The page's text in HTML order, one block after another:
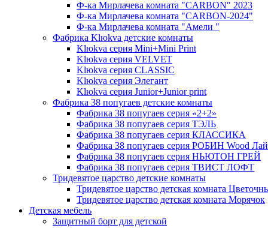
Ф-ка Мирлачева комната "CARBON" 2023
Ф-ка Мирлачева комната "CARBON-2024"
Ф-ка Мирлачева комната "Амели "
Фабрика Klюkva детские комнаты
Klюkva серия Mini+Mini Print
Klюkva серия VELVET
Klюkva серия CLASSIC
Klюkva серия Элегант
Klюkva серия Junior+Junior print
Фабрика 38 попугаев детские комнаты
Фабрика 38 попугаев серия «2+2»
Фабрика 38 попугаев серия ТЭЛЬ
Фабрика 38 попугаев серия КЛАССИКА
Фабрика 38 попугаев серия РОБИН Wood
Фабрика 38 попугаев серия НЬЮТОН ГРЕЙ
Фабрика 38 попугаев серия ТВИСТ ЛОФТ
Тридевятое царство детские комнаты
Тридевятое царство детская комната
Тридевятое царство детская комната Морячок
Детская мебель
Защитный борт для детской